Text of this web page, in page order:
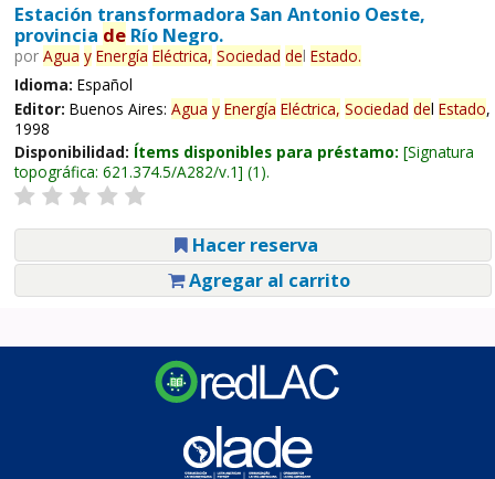
Estación transformadora San Antonio Oeste,
provincia deRío Negro.
por Agua y Energía Eléctrica, Sociedad del Estado.
Idioma: Español
Editor: Buenos Aires: Agua y Energía Eléctrica, Sociedad del Estado,
1998
Disponibilidad: Ítems disponibles para préstamo: Signatura
topográfica: 621.374.5/A282/v.1 (1).
Hacer reserva
Agregar al carrito